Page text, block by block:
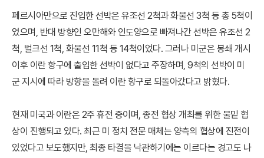
페르시아만으로 진입한 선박은 유조선 2척과 화물선 3척 등 총 5척이
었으며, 반대 방향인 오만해와 인도양으로 빠져나간 선박은 유조선 2
척, 벌크선 1척, 화물선 11척 등 14척이었다. 그러나 미군은 봉쇄 개시
이후 이란 항구에 출입한 선박이 없다고 주장하며, 9척의 선박이 미
군 지시에 따라 방향을 돌려 이란 항구로 되돌아갔다고 밝혔다.
현재 미국과 이란은 2주 휴전 중이며, 종전 협상 개최를 위한 물밑 협
상이 진행되고 있다. 최근 미 정치 전문 매체는 양측의 협상에 진전이
있었다고 보도했지만, 최종 타결을 낙관하기에는 이르다는 경고도 나